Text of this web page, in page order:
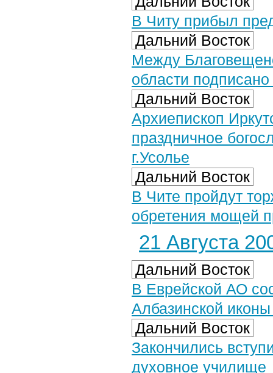
В Читу прибыл
Дальний Восток
Между
области
Дальний Восток
Архиепископ
праздничное
г.Усолье
Дальний Восток
В Чите пройдут
обретения мощей
21 Августа
Дальний Восток
В Еврейской АО
Албазинской
Дальний Восток
Закончились
духовное училище